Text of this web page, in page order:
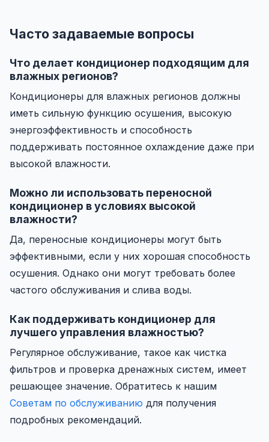
Часто задаваемые вопросы
Что делает кондиционер подходящим для
влажных регионов?
Кондиционеры для влажных регионов должны
иметь сильную функцию осушения, высокую
энергоэффективность и способность
поддерживать постоянное охлаждение даже при
высокой влажности.
Можно ли использовать переносной
кондиционер в условиях высокой
влажности?
Да, переносные кондиционеры могут быть
эффективными, если у них хорошая способность
осушения. Однако они могут требовать более
частого обслуживания и слива воды.
Как поддерживать кондиционер для
лучшего управления влажностью?
Регулярное обслуживание, такое как чистка
фильтров и проверка дренажных систем, имеет
решающее значение. Обратитесь к нашим
Советам по обслуживанию для получения
подробных рекомендаций.